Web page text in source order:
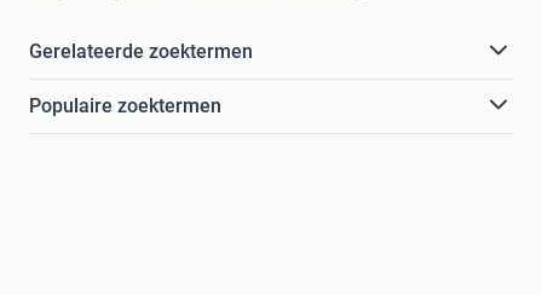
Gerelateerde zoektermen
Populaire zoektermen